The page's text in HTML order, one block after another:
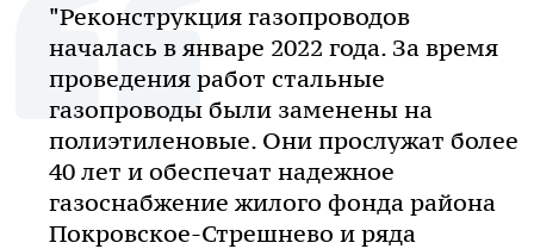
"Реконструкция газопроводов
началась в январе 2022 года. За время
проведения работ стальные
газопроводы были заменены на
полиэтиленовые. Они прослужат более
40 лет и обеспечат надежное
газоснабжение жилого фонда района
Покровское-Стрешнево и ряда